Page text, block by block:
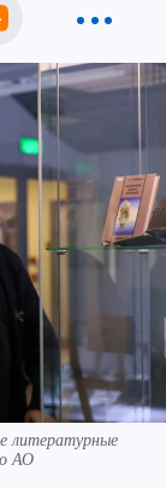
литературные
АО